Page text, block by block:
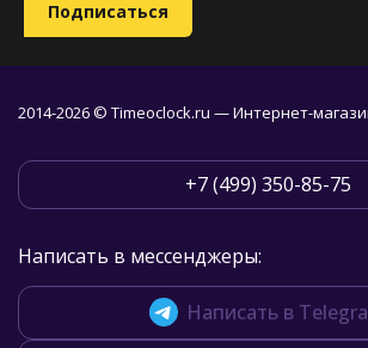
2014-2026 © Timeoclock.ru — Интернет-
+7 (499) 350-85-75
Написать в мессенджеры:
Написать в